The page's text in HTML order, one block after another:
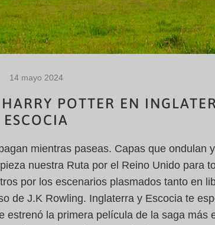
14 mayo 2024
POTTER EN
ESCOCIA
mientras paseas. Capas que ondulan
nuestra Ruta por el Reino Unido para
por los escenarios plasmados tanto en
de J.K Rowling. Inglaterra y Escocia te
estrenó la primera película de la saga más